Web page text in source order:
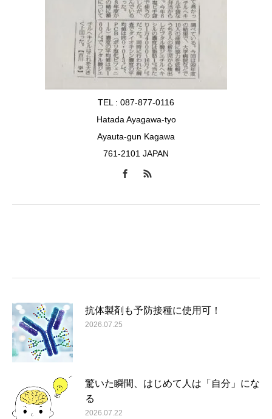
TEL : 087-877-0116
Hatada Ayagawa-tyo
Ayauta-gun Kagawa
761-2101 JAPAN
抗体製剤も予防接種に使用可！
2026.07.25
驚いた瞬間、はじめて人は「自分」にな
る
2026.07.22